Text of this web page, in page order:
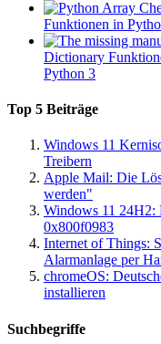
Funktionen in
Dictionary
Python 3
Top 5 Beiträge
Windows 11
Treibern
Apple Mail: Die
werden"
Windows 11 24H2:
0x800f0983
Internet of Things:
Alarmanlage per
chromeOS:
installieren
Suchbegriffe